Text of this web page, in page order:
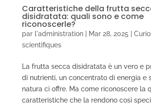
Caratteristiche della frutta
disidratata: quali sono e come
riconoscerle?
par l'administration| Mar 28, 2025
scientifiques
La frutta secca disidratata è un vero e
di nutrienti, un concentrato di energia e
natura ci offre. Ma come riconoscere la
caratteristiche che la rendono così